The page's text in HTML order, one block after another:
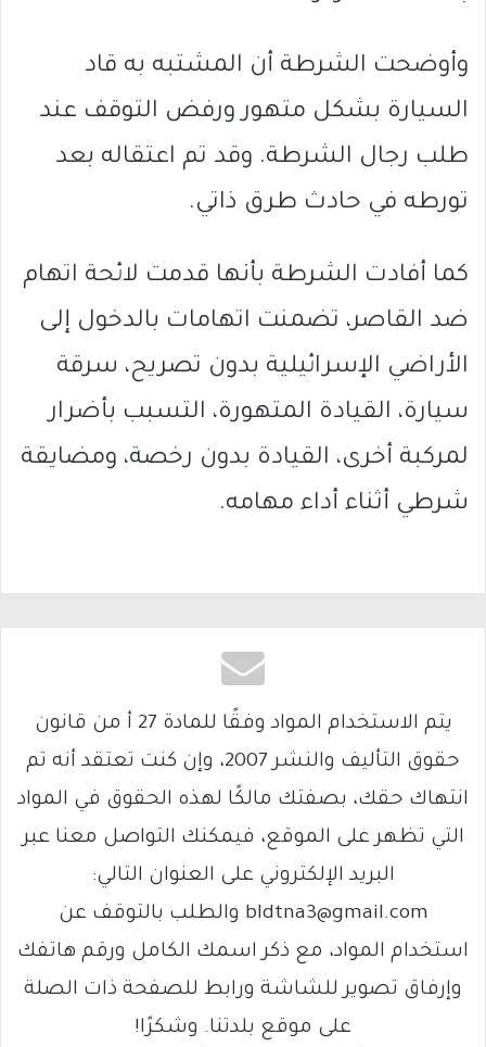
وأوضحت الشرطة أن المشتبه به قاد
السيارة بشكل متهور ورفض التوقف عند
طلب رجال الشرطة. وقد تم اعتقاله بعد
تورطه في حادث طرق ذاتي.
كما أفادت الشرطة بأنها قدمت لائحة اتهام
ضد القاصر، تضمنت اتهامات بالدخول إلى
الأراضي الإسرائيلية بدون تصريح، سرقة
سيارة، القيادة المتهورة، التسبب بأضرار
لمركبة أخرى، القيادة بدون رخصة، ومضايقة
شرطي أثناء أداء مهامه.
يتم الاستخدام المواد وفقًا للمادة 27 أ من قانون
حقوق التأليف والنشر 2007، وإن كنت تعتقد أنه تم
انتهاك حقك، بصفتك مالكًا لهذه الحقوق في المواد
التي تظهر على الموقع، فيمكنك التواصل معنا عبر
البريد الإلكتروني على العنوان التالي:
bldtna3@gmail.com والطلب بالتوقف عن
استخدام المواد، مع ذكر اسمك الكامل ورقم هاتفك
وإرفاق تصوير للشاشة ورابط للصفحة ذات الصلة
على موقع بلدتنا. وشكرًا!